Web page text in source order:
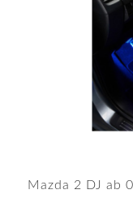
Mazda 2 DJ ab